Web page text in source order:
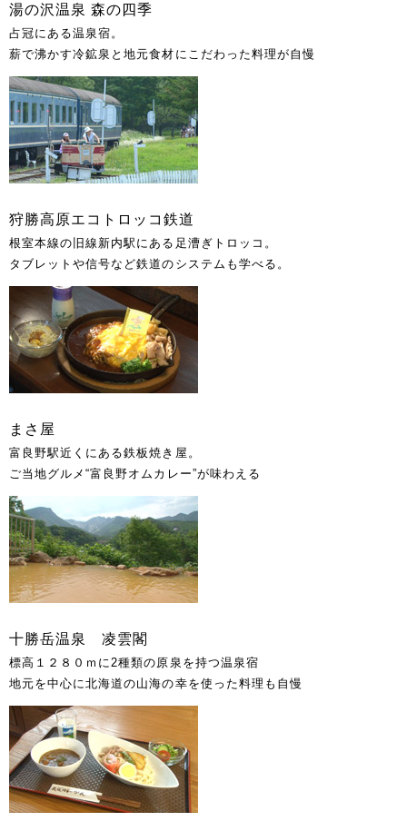
湯の沢温泉 森の四季
占冠にある温泉宿。
薪で沸かす冷鉱泉と地元食材にこだわった料理が自慢
狩勝高原エコトロッコ鉄道
根室本線の旧線新内駅にある足漕ぎトロッコ。
タブレットや信号など鉄道のシステムも学べる。
まさ屋
富良野駅近くにある鉄板焼き屋。
ご当地グルメ“富良野オムカレー”が味わえる
十勝岳温泉 凌雲閣
標高１２８０ｍに2種類の原泉を持つ温泉宿
地元を中心に北海道の山海の幸を使った料理も自慢